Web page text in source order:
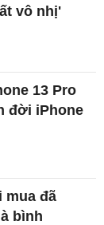
vô nhị'
13 Pro
đời iPhone
mua đã
bình